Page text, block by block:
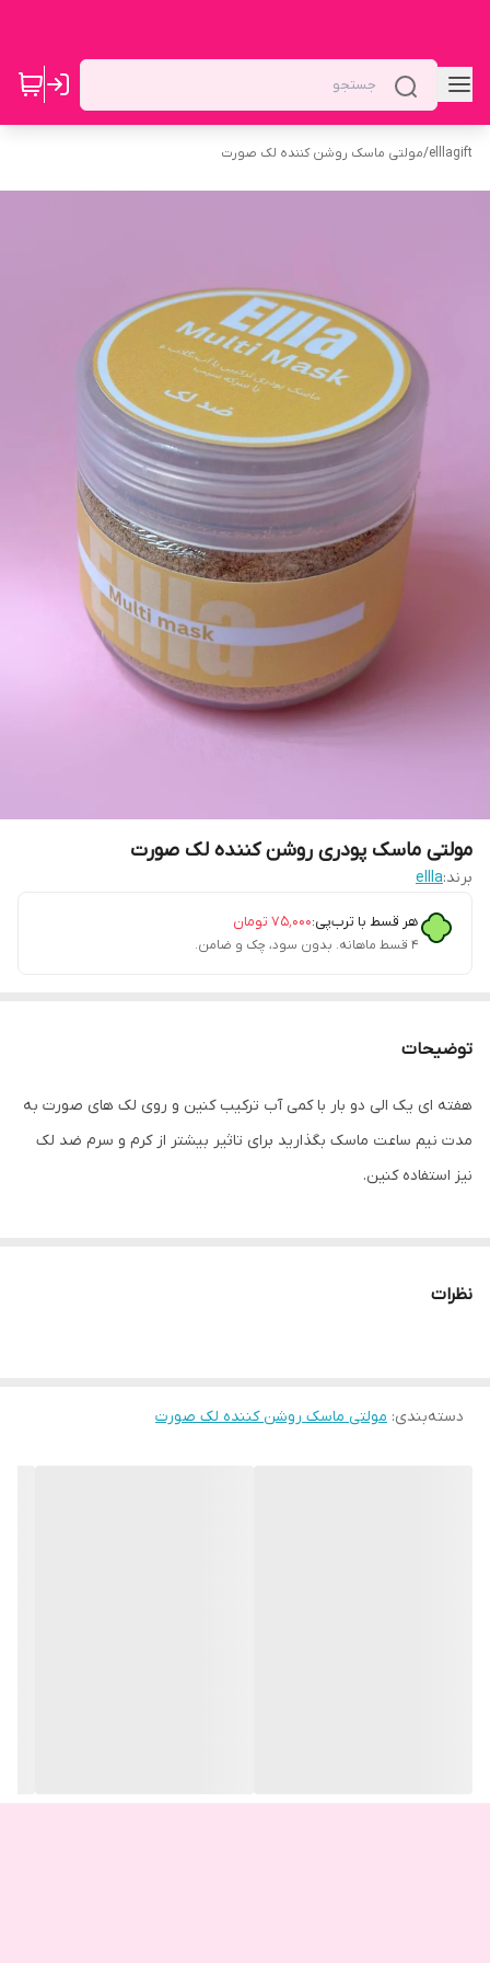
elllagift
/مولتی ماسک روشن کننده لک صورت
مولتی ماسک پودری روشن کننده لک صورت
برند:ellla
هر قسط با ترب‌پی:۷۵٬۰۰۰ تومان
۴ قسط ماهانه. بدون سود، چک و ضامن.
توضیحات
هفته ای یک الی دو بار با کمی آب ترکیب کنین و روی لک های صورت به
مدت نیم ساعت ماسک بگذارید برای تاثیر بیشتر از کرم و سرم ضد لک
نیز استفاده کنین.
نظرات
دسته‌بندی: مولتی ماسک روشن کننده لک صورت